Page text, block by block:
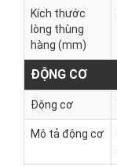
Kích thước
lòng thùng
hàng (mm)
ĐỘNG CƠ
Động cơ
Mô tả động cơ